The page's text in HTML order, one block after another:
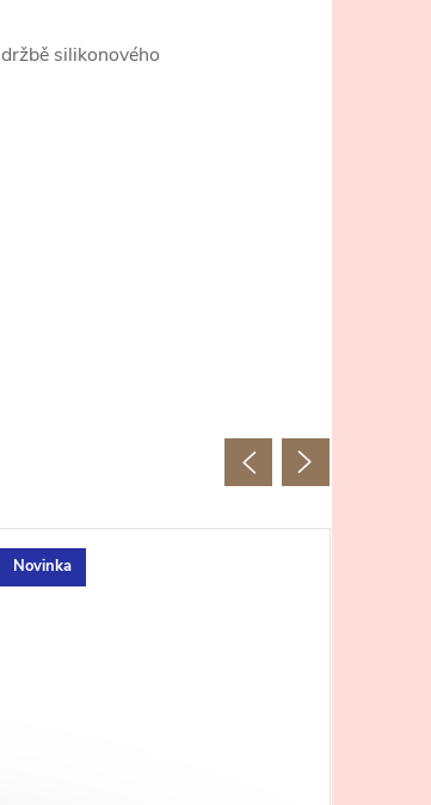
silikonového
Novinka